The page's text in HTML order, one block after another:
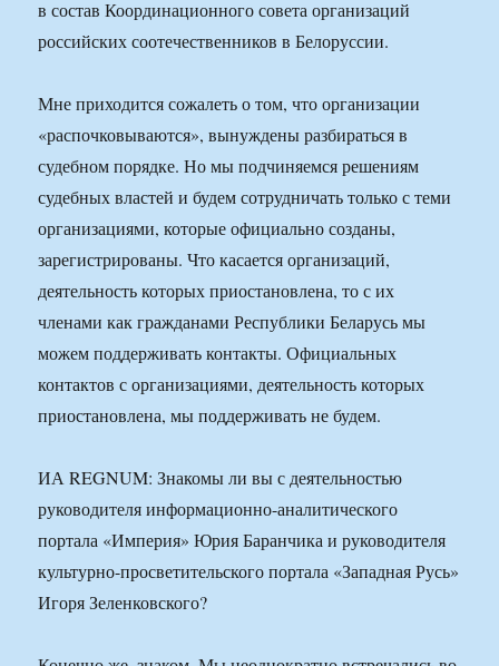
в состав Координационного совета организаций
российских соотечественников в Белоруссии.
Мне приходится сожалеть о том, что организации
«распочковываются», вынуждены разбираться в
судебном порядке. Но мы подчиняемся решениям
судебных властей и будем сотрудничать только с теми
организациями, которые официально созданы,
зарегистрированы. Что касается организаций,
деятельность которых приостановлена, то с их
членами как гражданами Республики Беларусь мы
можем поддерживать контакты. Официальных
контактов с организациями, деятельность которых
приостановлена, мы поддерживать не будем.
ИА REGNUM: Знакомы ли вы с деятельностью
руководителя информационно-аналитического
портала «Империя» Юрия Баранчика и руководителя
культурно-просветительского портала «Западная Русь»
Игоря Зеленковского?